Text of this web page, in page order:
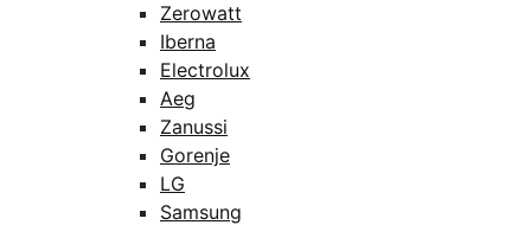
Zerowatt
Iberna
Electrolux
Aeg
Zanussi
Gorenje
LG
Samsung